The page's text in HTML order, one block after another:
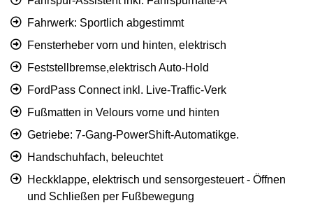
Fahrwerk: Sportlich abgestimmt
Fensterheber vorn und hinten, elektrisch
Feststellbremse,elektrisch Auto-Hold
FordPass Connect inkl. Live-Traffic-Verk
Fußmatten in Velours vorne und hinten
Getriebe: 7-Gang-PowerShift-Automatikge.
Handschuhfach, beleuchtet
Heckklappe, elektrisch und sensorgesteuert - Öffnen
und Schließen per Fußbewegung